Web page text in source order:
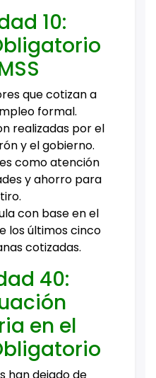
10:
que cotizan a
formal.
realizadas por el
y el gobierno.
como atención
y ahorro para
con base en el
los últimos cinco
cotizadas.
40:
en el